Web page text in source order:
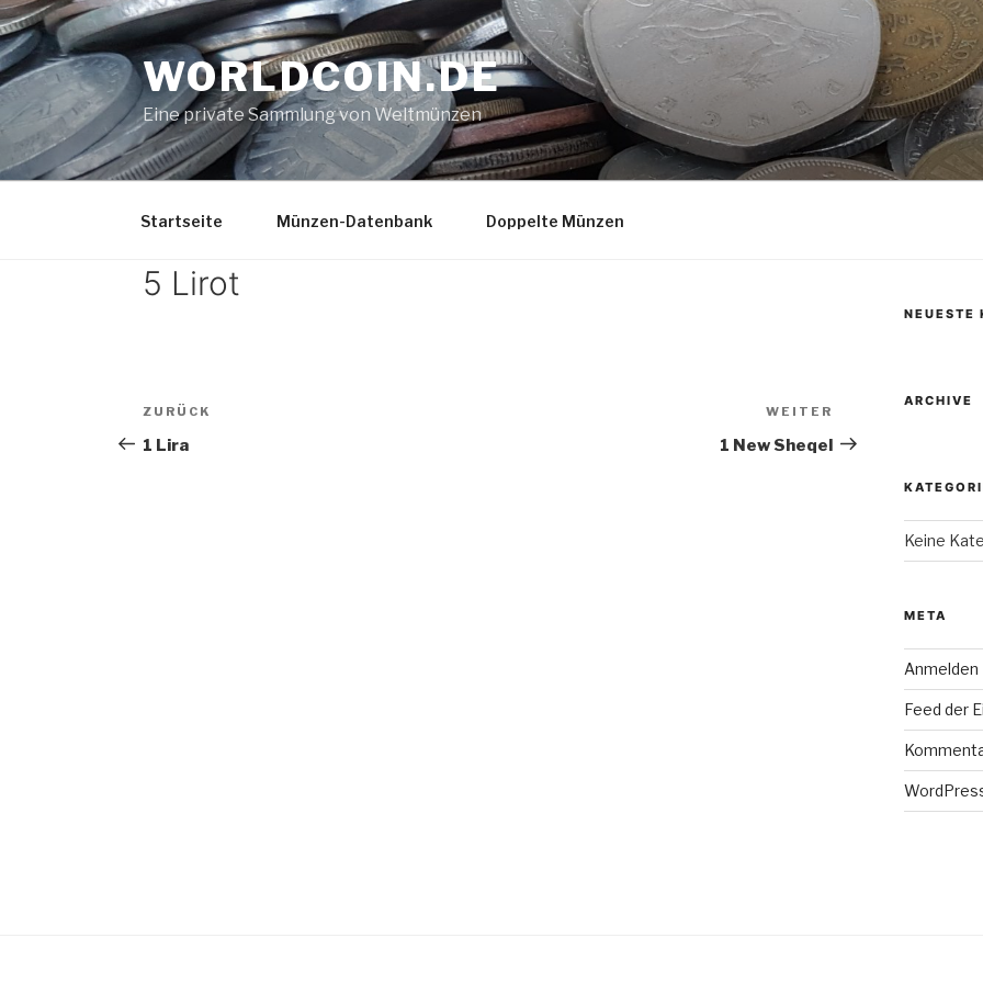
Zum
Inhalt
springen
WORLDCOIN.DE
Eine private Sammlung von Weltmünzen
Startseite Münzen-Datenbank Doppelte Münzen
5 Lirot
Beitrags-
Navigation
Vorheriger
Beitrag
ZURÜCK
1 Lira
Beitrag
WEITER
1 New Sheqel
NEUESTE
ARCHIVE
Keine
META
Anmelden
Feed der